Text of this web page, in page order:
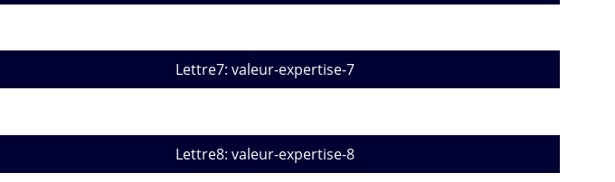
Lettre7: valeur-expertise-7
Lettre8: valeur-expertise-8